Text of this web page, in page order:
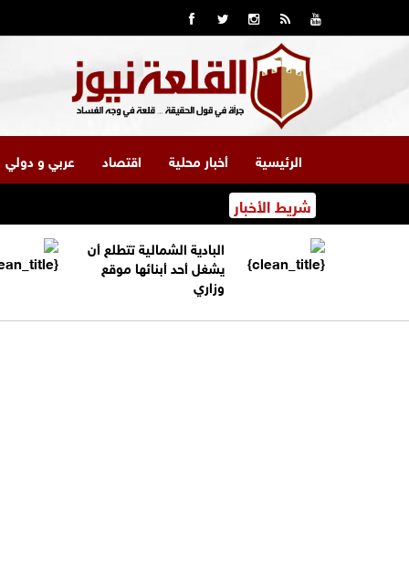
الرئيسية أخبار محلية اقتصاد عربي و دولي
شريط الأخبار
البادية الشمالية تتطلع أن
يشغل أحد أبنائها موقع
وزاري